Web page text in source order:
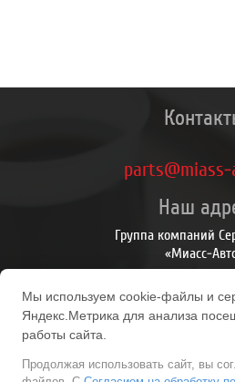
Наш
Группа компаний
«Миасс-
Личный
Личный
Мы используем cookie-файлы и
Яндекс.Метрика для анализа
работы сайта.
Продолжая использовать сайт, вы